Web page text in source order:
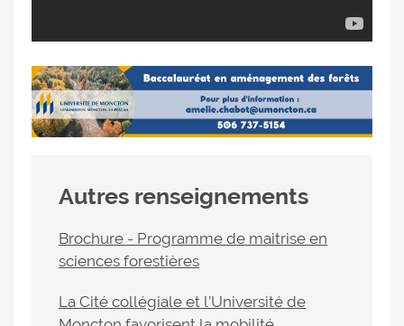
Autres renseignements
Brochure - Programme de maitrise en
sciences forestières
La Cité collégiale et l’Université de